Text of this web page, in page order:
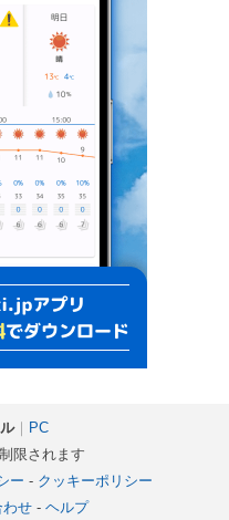
｜ PC
限されます
ー - クッキーポリシー
わせ- ヘルプ